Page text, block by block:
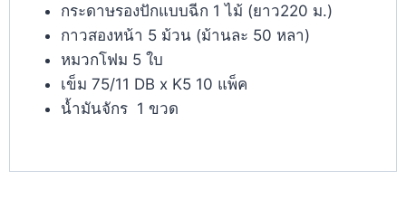
กระดาษรองปักแบบฉีก 1 ไม้ (ยาว220 ม.)
กาวสองหน้า 5 ม้วน (ม้านละ 50 หลา)
หมวกโฟม 5 ใบ
เข็ม 75/11 DB x K5 10 แพ็ค
น้ำมันจักร 1 ขวด